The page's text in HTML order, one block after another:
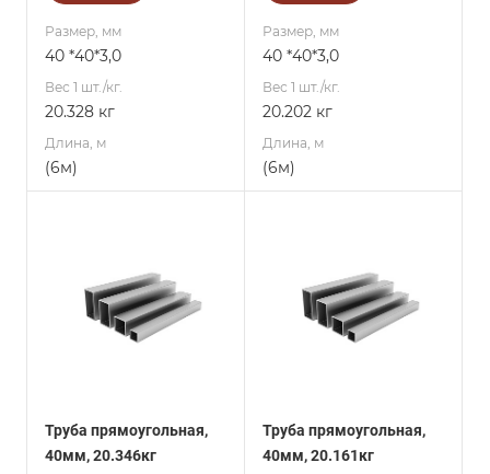
Размер, мм
40 *40*3,0
Вес 1 шт./кг.
20.328 кг
Длина, м
(6м)
Размер, мм
40 *40*3,0
Вес 1 шт./кг.
20.202 кг
Длина, м
(6м)
Труба прямоугольная,
40мм, 20.346кг
Труба прямоугольная,
40мм, 20.161кг